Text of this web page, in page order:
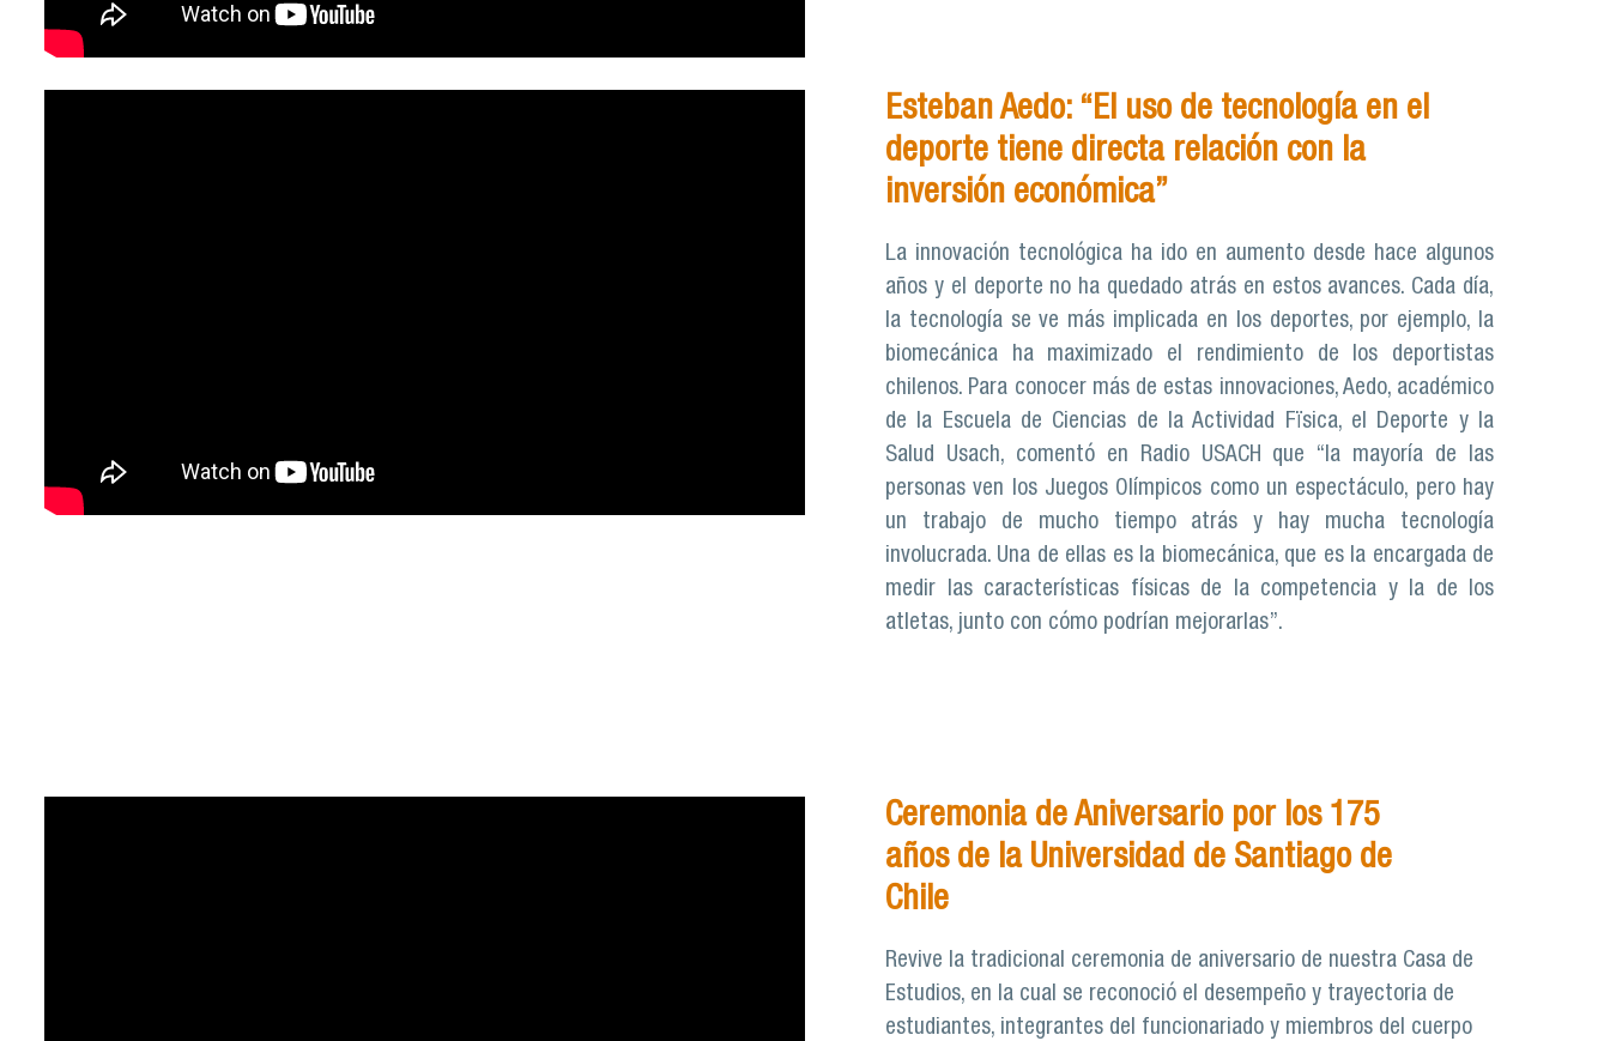
Esteban Aedo: “El uso de tecnología en el
deporte tiene directa relación con la
inversión económica”
La innovación tecnológica ha ido en aumento desde hace algunos
años y el deporte no ha quedado atrás en estos avances. Cada día,
la tecnología se ve más implicada en los deportes, por ejemplo, la
biomecánica ha maximizado el rendimiento de los deportistas
chilenos. Para conocer más de estas innovaciones, Aedo, académico
de la Escuela de Ciencias de la Actividad Fïsica, el Deporte y la
Salud Usach, comentó en Radio USACH que “la mayoría de las
personas ven los Juegos Olímpicos como un espectáculo, pero hay
un trabajo de mucho tiempo atrás y hay mucha tecnología
involucrada. Una de ellas es la biomecánica, que es la encargada de
medir las características físicas de la competencia y la de los
atletas, junto con cómo podrían mejorarlas”.
Ceremonia de Aniversario por los 175
años de la Universidad de Santiago de
Chile
Revive la tradicional ceremonia de aniversario de nuestra Casa de
Estudios, en la cual se reconoció el desempeño y trayectoria de
estudiantes, integrantes del funcionariado y miembros del cuerpo